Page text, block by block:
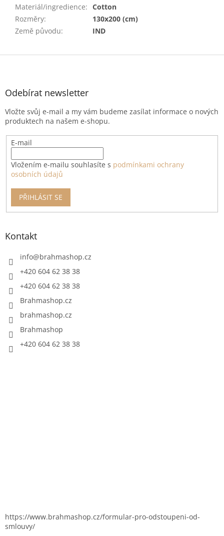
Materiál/ingredience: Cotton
Rozměry:
130x200 (cm)
Země původu: IND
Z
Odebírat newsletter
Vložte svůj e-mail a my vám budeme zasílat informace o nových
produktech na našem e-shopu.
E-mail
Vložením e-mailu souhlasíte s podmínkami ochrany
osobních údajů
PŘIHLÁSIT SE
Kontakt
info@brahmashop.cz
+420 604 62 38 38
+420 604 62 38 38
Brahmashop.cz
brahmashop.cz
Brahmashop
+420 604 62 38 38
https://www.brahmashop.cz/formular-pro-odstoupeni-od-
smlouvy/